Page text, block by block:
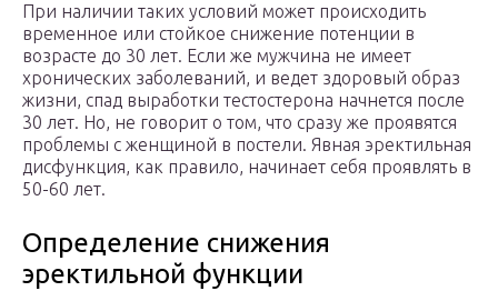
При наличии таких условий может происходить
временное или стойкое снижение потенции в
возрасте до 30 лет. Если же мужчина не имеет
хронических заболеваний, и ведет здоровый образ
жизни, спад выработки тестостерона начнется после
30 лет. Но, не говорит о том, что сразу же проявятся
проблемы с женщиной в постели. Явная эректильная
дисфункция, как правило, начинает себя проявлять в
50-60 лет.
Определение снижения
эректильной функции